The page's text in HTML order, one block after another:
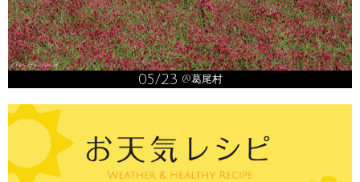
05/23 @葛尾村